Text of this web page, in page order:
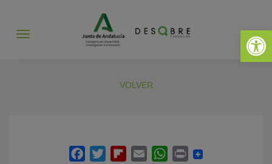
Abrir
Abrir
VOLVER